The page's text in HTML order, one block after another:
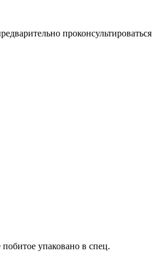
проконсультироваться
упаковано в спец.